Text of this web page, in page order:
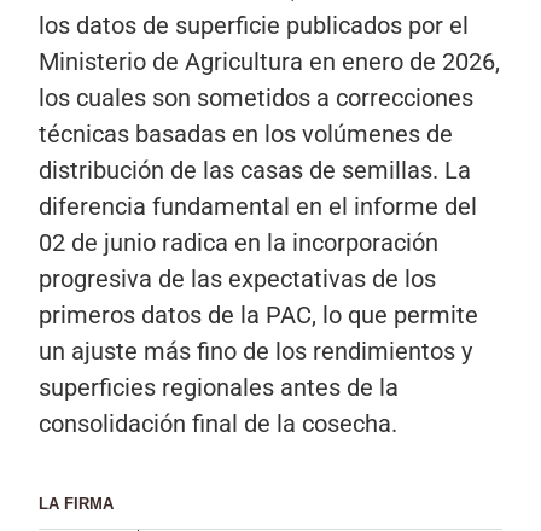
los datos de superficie publicados por el
Ministerio de Agricultura en enero de 2026,
los cuales son sometidos a correcciones
técnicas basadas en los volúmenes de
distribución de las casas de semillas. La
diferencia fundamental en el informe del
02 de junio radica en la incorporación
progresiva de las expectativas de los
primeros datos de la PAC, lo que permite
un ajuste más fino de los rendimientos y
superficies regionales antes de la
consolidación final de la cosecha.
LA FIRMA